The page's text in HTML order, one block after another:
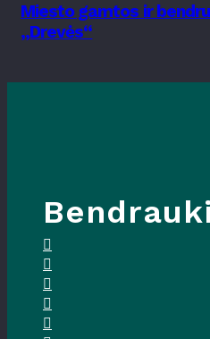
Miesto gamtos ir
„Drevės“